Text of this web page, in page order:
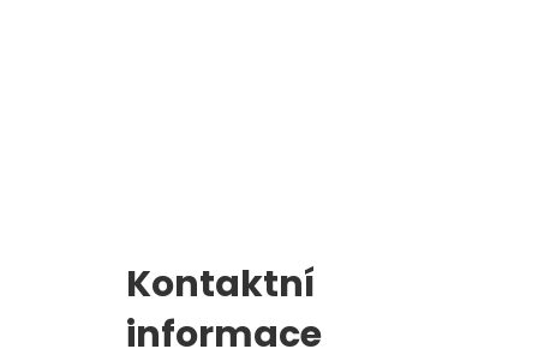
Kontaktní
informace